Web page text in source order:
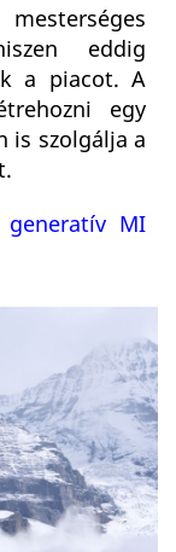
eddig
a piacot. A
egy
is szolgálja a
MI